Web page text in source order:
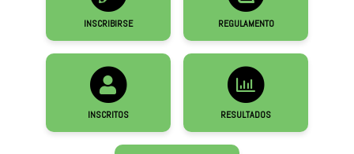
INSCRIBIRSE REGULAMENTO
INSCRITOS RESULTADOS